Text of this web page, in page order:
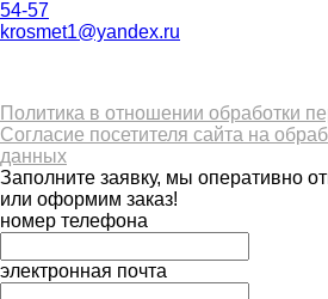
54-57
krosmet1@yandex.ru
Политика в отношении обработки
Согласие посетителя сайта на
данных
Заполните заявку, мы оперативно
или оформим заказ!
номер телефона
электронная почта